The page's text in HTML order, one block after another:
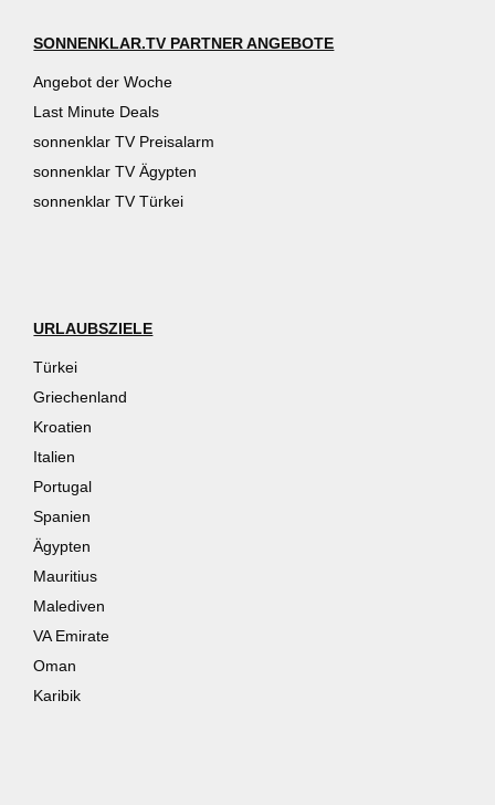
SONNENKLAR.TV PARTNER ANGEBOTE
Angebot der Woche
Last Minute Deals
sonnenklar TV Preisalarm
sonnenklar TV Ägypten
sonnenklar TV Türkei
URLAUBSZIELE
Türkei
Griechenland
Kroatien
Italien
Portugal
Spanien
Ägypten
Mauritius
Malediven
VA Emirate
Oman
Karibik